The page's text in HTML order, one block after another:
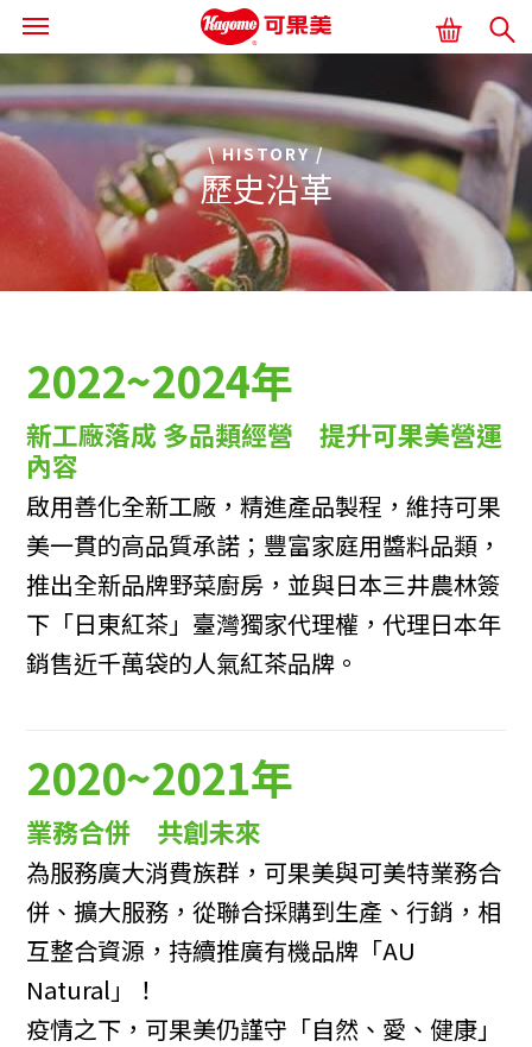
\ HISTORY /
歷史沿革
2022~2024年
新工廠落成 多品類經營 提升可果美營運
內容
啟用善化全新工廠，精進產品製程，維持可果
美一貫的高品質承諾；豐富家庭用醬料品類，
推出全新品牌野菜廚房，並與日本三井農林簽
下「日東紅茶」臺灣獨家代理權，代理日本年
銷售近千萬袋的人氣紅茶品牌。
2020~2021年
業務合併 共創未來
為服務廣大消費族群，可果美與可美特業務合
併、擴大服務，從聯合採購到生產、行銷，相
互整合資源，持續推廣有機品牌「AU
Natural」！
疫情之下，可果美仍謹守「自然、愛、健康」